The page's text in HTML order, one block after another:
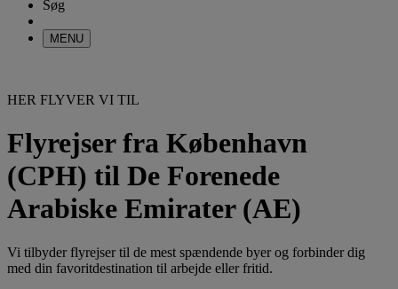
Søg
MENU
HER FLYVER VI TIL
Flyrejser fra København
(CPH) til De Forenede
Arabiske Emirater (AE)
Vi tilbyder flyrejser til de mest spændende byer og forbinder dig
med din favoritdestination til arbejde eller fritid.